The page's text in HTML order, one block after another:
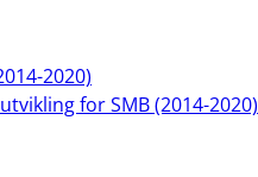
2020)
for SMB (2014-2020)